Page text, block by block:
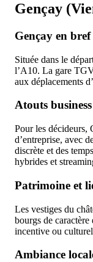
Gençay
Gençay en
Située dans le
l’A10. La gare
aux déplacements
Atouts
Pour les décideurs,
d’entreprise, avec
discrète et des
hybrides et
Patrimoine et
Les vestiges du
bourgs de
incentive ou
Ambiance